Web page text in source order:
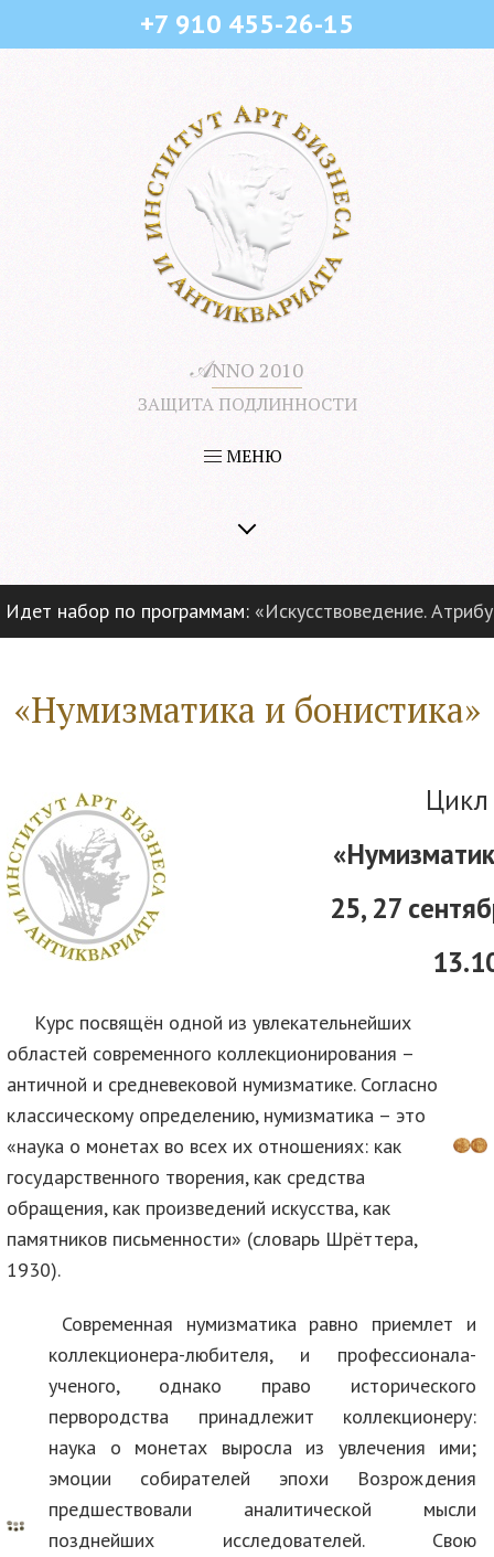
+7 910 455-26-15
𝒜NNO 2010
ЗАЩИТА ПОДЛИННОСТИ
МЕНЮ
набор по программам:«Искусствоведение.
«Нумизматика и бонистика»
25, 27
Курс посвящён одной из увлекательнейших
областей современного коллекционирования –
античной и средневековой нумизматике. Согласно
классическому определению, нумизматика – это
«наука о монетах во всех их отношениях: как
государственного творения, как средства
обращения, как произведений искусства, как
памятников письменности» (словарь Шрёттера,
1930).
Современная нумизматика равно приемлет и
коллекционера-любителя, и профессионала-
ученого, однако право исторического
первородства принадлежит коллекционеру:
наука о монетах выросла из увлечения ими;
эмоции собирателей эпохи Возрождения
предшествовали аналитической мысли
позднейших исследователей. Свою